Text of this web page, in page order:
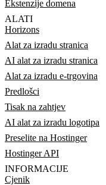
Ekstenzije domena
ALATI
Horizons
Alat za izradu stranica
AI alat za izradu stranica
Alat za izradu e-trgovina
Predlošci
Tisak na zahtjev
AI alat za izradu logotipa
Preselite na Hostinger
Hostinger API
INFORMACIJE
Cjenik